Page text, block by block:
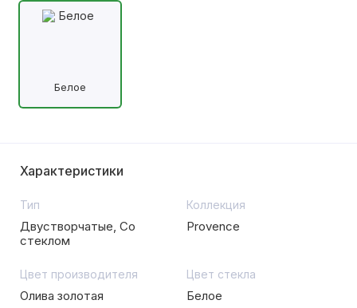
Белое
Характеристики
Тип
Двустворчатые, Со
стеклом
Коллекция
Provence
Цвет производителя
Олива золотая
Цвет стекла
Белое